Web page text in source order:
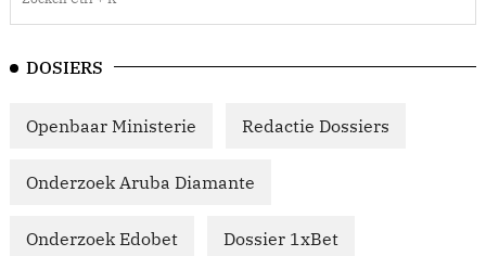
DOSIERS
Openbaar Ministerie Redactie Dossiers
Onderzoek Aruba Diamante
Onderzoek Edobet Dossier 1xBet